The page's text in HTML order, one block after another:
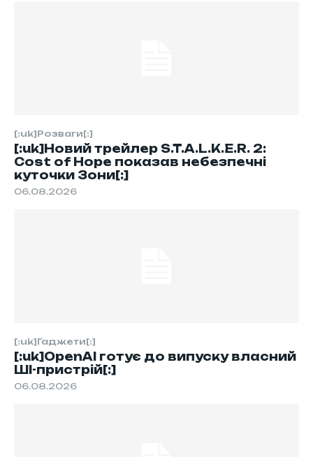
[:uk]Розваги[:]
[:uk]Новий трейлер S.T.A.L.K.E.R. 2:
Cost of Hope показав небезпечні
куточки Зони[:]
06.08.2026
[:uk]Гаджети[:]
[:uk]OpenAI готує до випуску власний
ШІ-пристрій[:]
06.08.2026